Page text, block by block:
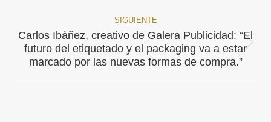
SIGUIENTE
Publicación
siguiente:
Carlos Ibáñez, creativo de Galera Publicidad: “El
futuro del etiquetado y el packaging va a estar
marcado por las nuevas formas de compra.”